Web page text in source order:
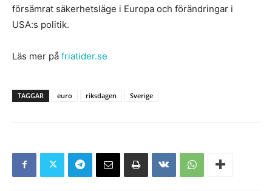
försämrat säkerhetsläge i Europa och förändringar i
USA:s politik.
Läs mer på friatider.se
TAGGAR euro riksdagen Sverige